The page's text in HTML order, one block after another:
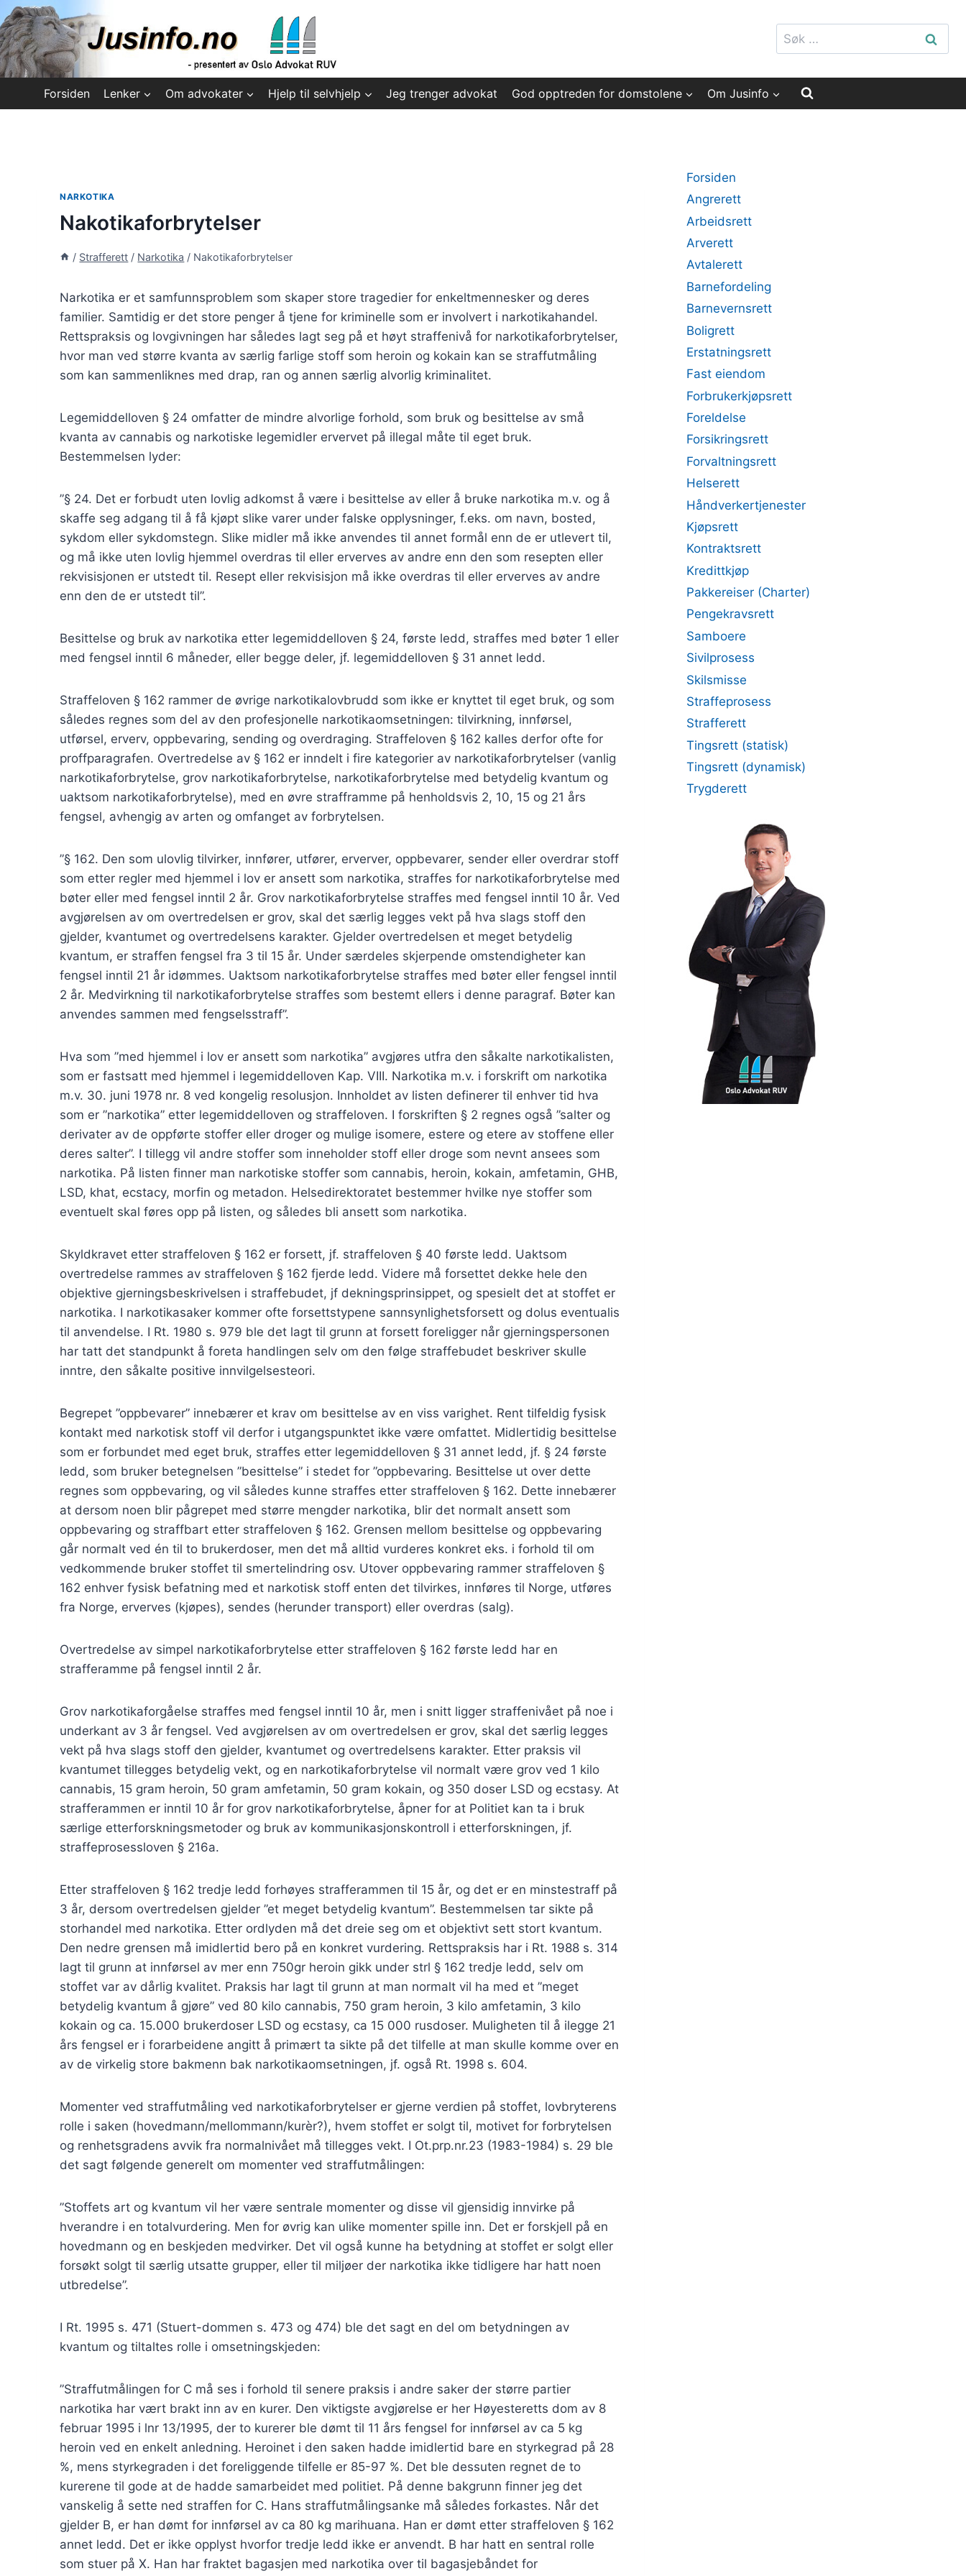
Skip
to
content
Søk
etter:
Forsiden Lenker Om advokater Hjelp til selvhjelp Jeg trenger advokat God opptreden for domstolene Om Jusinfo
NARKOTIKA
Nakotikaforbrytelser
/ Strafferett / Narkotika / Nakotikaforbrytelser
Narkotika er et samfunnsproblem som skaper store tragedier for enkeltmennesker og deres
familier. Samtidig er det store penger å tjene for kriminelle som er involvert i narkotikahandel.
Rettspraksis og lovgivningen har således lagt seg på et høyt straffenivå for narkotikaforbrytelser,
hvor man ved større kvanta av særlig farlige stoff som heroin og kokain kan se straffutmåling
som kan sammenliknes med drap, ran og annen særlig alvorlig kriminalitet.
Legemiddelloven § 24 omfatter de mindre alvorlige forhold, som bruk og besittelse av små
kvanta av cannabis og narkotiske legemidler ervervet på illegal måte til eget bruk.
Bestemmelsen lyder:
”§ 24. Det er forbudt uten lovlig adkomst å være i besittelse av eller å bruke narkotika m.v. og å
skaffe seg adgang til å få kjøpt slike varer under falske opplysninger, f.eks. om navn, bosted,
sykdom eller sykdomstegn. Slike midler må ikke anvendes til annet formål enn de er utlevert til,
og må ikke uten lovlig hjemmel overdras til eller erverves av andre enn den som resepten eller
rekvisisjonen er utstedt til. Resept eller rekvisisjon må ikke overdras til eller erverves av andre
enn den de er utstedt til”.
Besittelse og bruk av narkotika etter legemiddelloven § 24, første ledd, straffes med bøter 1 eller
med fengsel inntil 6 måneder, eller begge deler, jf. legemiddelloven § 31 annet ledd.
Straffeloven § 162 rammer de øvrige narkotikalovbrudd som ikke er knyttet til eget bruk, og som
således regnes som del av den profesjonelle narkotikaomsetningen: tilvirkning, innførsel,
utførsel, erverv, oppbevaring, sending og overdraging. Straffeloven § 162 kalles derfor ofte for
proffparagrafen. Overtredelse av § 162 er inndelt i fire kategorier av narkotikaforbrytelser (vanlig
narkotikaforbrytelse, grov narkotikaforbrytelse, narkotikaforbrytelse med betydelig kvantum og
uaktsom narkotikaforbrytelse), med en øvre strafframme på henholdsvis 2, 10, 15 og 21 års
fengsel, avhengig av arten og omfanget av forbrytelsen.
”§ 162. Den som ulovlig tilvirker, innfører, utfører, erverver, oppbevarer, sender eller overdrar stoff
som etter regler med hjemmel i lov er ansett som narkotika, straffes for narkotikaforbrytelse med
bøter eller med fengsel inntil 2 år. Grov narkotikaforbrytelse straffes med fengsel inntil 10 år. Ved
avgjørelsen av om overtredelsen er grov, skal det særlig legges vekt på hva slags stoff den
gjelder, kvantumet og overtredelsens karakter. Gjelder overtredelsen et meget betydelig
kvantum, er straffen fengsel fra 3 til 15 år. Under særdeles skjerpende omstendigheter kan
fengsel inntil 21 år idømmes. Uaktsom narkotikaforbrytelse straffes med bøter eller fengsel inntil
2 år. Medvirkning til narkotikaforbrytelse straffes som bestemt ellers i denne paragraf. Bøter kan
anvendes sammen med fengselsstraff”.
Hva som ”med hjemmel i lov er ansett som narkotika” avgjøres utfra den såkalte narkotikalisten,
som er fastsatt med hjemmel i legemiddelloven Kap. VIII. Narkotika m.v. i forskrift om narkotika
m.v. 30. juni 1978 nr. 8 ved kongelig resolusjon. Innholdet av listen definerer til enhver tid hva
som er ”narkotika” etter legemiddelloven og straffeloven. I forskriften § 2 regnes også ”salter og
derivater av de oppførte stoffer eller droger og mulige isomere, estere og etere av stoffene eller
deres salter”. I tillegg vil andre stoffer som inneholder stoff eller droge som nevnt ansees som
narkotika. På listen finner man narkotiske stoffer som cannabis, heroin, kokain, amfetamin, GHB,
LSD, khat, ecstacy, morfin og metadon. Helsedirektoratet bestemmer hvilke nye stoffer som
eventuelt skal føres opp på listen, og således bli ansett som narkotika.
Skyldkravet etter straffeloven § 162 er forsett, jf. straffeloven § 40 første ledd. Uaktsom
overtredelse rammes av straffeloven § 162 fjerde ledd. Videre må forsettet dekke hele den
objektive gjerningsbeskrivelsen i straffebudet, jf dekningsprinsippet, og spesielt det at stoffet er
narkotika. I narkotikasaker kommer ofte forsettstypene sannsynlighetsforsett og dolus eventualis
til anvendelse. I Rt. 1980 s. 979 ble det lagt til grunn at forsett foreligger når gjerningspersonen
har tatt det standpunkt å foreta handlingen selv om den følge straffebudet beskriver skulle
inntre, den såkalte positive innvilgelsesteori.
Begrepet ”oppbevarer” innebærer et krav om besittelse av en viss varighet. Rent tilfeldig fysisk
kontakt med narkotisk stoff vil derfor i utgangspunktet ikke være omfattet. Midlertidig besittelse
som er forbundet med eget bruk, straffes etter legemiddelloven § 31 annet ledd, jf. § 24 første
ledd, som bruker betegnelsen ”besittelse” i stedet for ”oppbevaring. Besittelse ut over dette
regnes som oppbevaring, og vil således kunne straffes etter straffeloven § 162. Dette innebærer
at dersom noen blir pågrepet med større mengder narkotika, blir det normalt ansett som
oppbevaring og straffbart etter straffeloven § 162. Grensen mellom besittelse og oppbevaring
går normalt ved én til to brukerdoser, men det må alltid vurderes konkret eks. i forhold til om
vedkommende bruker stoffet til smertelindring osv. Utover oppbevaring rammer straffeloven §
162 enhver fysisk befatning med et narkotisk stoff enten det tilvirkes, innføres til Norge, utføres
fra Norge, erverves (kjøpes), sendes (herunder transport) eller overdras (salg).
Overtredelse av simpel narkotikaforbrytelse etter straffeloven § 162 første ledd har en
strafferamme på fengsel inntil 2 år.
Grov narkotikaforgåelse straffes med fengsel inntil 10 år, men i snitt ligger straffenivået på noe i
underkant av 3 år fengsel. Ved avgjørelsen av om overtredelsen er grov, skal det særlig legges
vekt på hva slags stoff den gjelder, kvantumet og overtredelsens karakter. Etter praksis vil
kvantumet tillegges betydelig vekt, og en narkotikaforbrytelse vil normalt være grov ved 1 kilo
cannabis, 15 gram heroin, 50 gram amfetamin, 50 gram kokain, og 350 doser LSD og ecstasy. At
strafferammen er inntil 10 år for grov narkotikaforbrytelse, åpner for at Politiet kan ta i bruk
særlige etterforskningsmetoder og bruk av kommunikasjonskontroll i etterforskningen, jf.
straffeprosessloven § 216a.
Etter straffeloven § 162 tredje ledd forhøyes strafferammen til 15 år, og det er en minstestraff på
3 år, dersom overtredelsen gjelder ”et meget betydelig kvantum”. Bestemmelsen tar sikte på
storhandel med narkotika. Etter ordlyden må det dreie seg om et objektivt sett stort kvantum.
Den nedre grensen må imidlertid bero på en konkret vurdering. Rettspraksis har i Rt. 1988 s. 314
lagt til grunn at innførsel av mer enn 750gr heroin gikk under strl § 162 tredje ledd, selv om
stoffet var av dårlig kvalitet. Praksis har lagt til grunn at man normalt vil ha med et ”meget
betydelig kvantum å gjøre” ved 80 kilo cannabis, 750 gram heroin, 3 kilo amfetamin, 3 kilo
kokain og ca. 15.000 brukerdoser LSD og ecstasy, ca 15 000 rusdoser. Muligheten til å ilegge 21
års fengsel er i forarbeidene angitt å primært ta sikte på det tilfelle at man skulle komme over en
av de virkelig store bakmenn bak narkotikaomsetningen, jf. også Rt. 1998 s. 604.
Momenter ved straffutmåling ved narkotikaforbrytelser er gjerne verdien på stoffet, lovbryterens
rolle i saken (hovedmann/mellommann/kurèr?), hvem stoffet er solgt til, motivet for forbrytelsen
og renhetsgradens avvik fra normalnivået må tillegges vekt. I Ot.prp.nr.23 (1983-1984) s. 29 ble
det sagt følgende generelt om momenter ved straffutmålingen:
”Stoffets art og kvantum vil her være sentrale momenter og disse vil gjensidig innvirke på
hverandre i en totalvurdering. Men for øvrig kan ulike momenter spille inn. Det er forskjell på en
hovedmann og en beskjeden medvirker. Det vil også kunne ha betydning at stoffet er solgt eller
forsøkt solgt til særlig utsatte grupper, eller til miljøer der narkotika ikke tidligere har hatt noen
utbredelse”.
I Rt. 1995 s. 471 (Stuert-dommen s. 473 og 474) ble det sagt en del om betydningen av
kvantum og tiltaltes rolle i omsetningskjeden:
”Straffutmålingen for C må ses i forhold til senere praksis i andre saker der større partier
narkotika har vært brakt inn av en kurer. Den viktigste avgjørelse er her Høyesteretts dom av 8
februar 1995 i lnr 13/1995, der to kurerer ble dømt til 11 års fengsel for innførsel av ca 5 kg
heroin ved en enkelt anledning. Heroinet i den saken hadde imidlertid bare en styrkegrad på 28
%, mens styrkegraden i det foreliggende tilfelle er 85-97 %. Det ble dessuten regnet de to
kurerene til gode at de hadde samarbeidet med politiet. På denne bakgrunn finner jeg det
vanskelig å sette ned straffen for C. Hans straffutmålingsanke må således forkastes. Når det
gjelder B, er han dømt for innførsel av ca 80 kg marihuana. Han er dømt etter straffeloven § 162
annet ledd. Det er ikke opplyst hvorfor tredje ledd ikke er anvendt. B har hatt en sentral rolle
som stuer på X. Han har fraktet bagasjen med narkotika over til bagasjebåndet for
Forsiden
Angrerett
Arbeidsrett
Arverett
Avtalerett
Barnefordeling
Barnevernsrett
Boligrett
Erstatningsrett
Fast eiendom
Forbrukerkjøpsrett
Foreldelse
Forsikringsrett
Forvaltningsrett
Helserett
Håndverkertjenester
Kjøpsrett
Kontraktsrett
Kredittkjøp
Pakkereiser (Charter)
Pengekravsrett
Samboere
Sivilprosess
Skilsmisse
Straffeprosess
Strafferett
Tingsrett (statisk)
Tingsrett (dynamisk)
Trygderett